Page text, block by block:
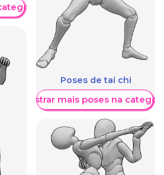
Poses de tai chi
Mostrar mais poses na